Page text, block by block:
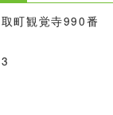
町観覚寺990番